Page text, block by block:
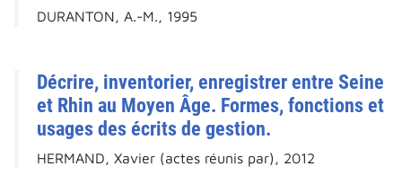
DURANTON, A.-M., 1995
Décrire, inventorier, enregistrer entre Seine
et Rhin au Moyen Âge. Formes, fonctions et
usages des écrits de gestion.
HERMAND, Xavier (actes réunis par), 2012